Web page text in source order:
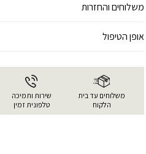
משלוחים והחזרות
אופן הטיפול
משלוחים עד בית
הלקוח
שירות ותמיכה
טלפונית זמין